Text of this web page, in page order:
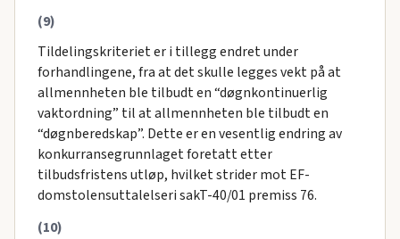
(9)
Tildelingskriteriet er i tillegg endret under
forhandlingene, fra at det skulle legges vekt på at
allmennheten ble tilbudt en “døgnkontinuerlig
vaktordning” til at allmennheten ble tilbudt en
“døgnberedskap”. Dette er en vesentlig endring av
konkurransegrunnlaget foretatt etter
tilbudsfristens utløp, hvilket strider mot EF-
domstolensuttalelseri sakT-40/01 premiss 76.
(10)